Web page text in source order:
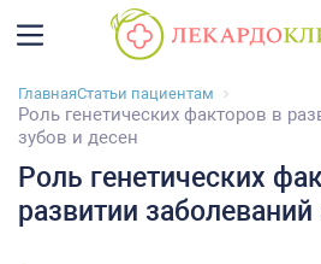
ГлавнаяСтатьи пациентам
Роль генетических факторов в
зубов и десен
Роль генетических
развитии